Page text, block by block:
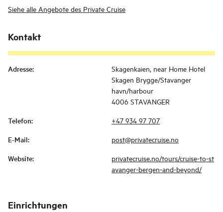
Siehe alle Angebote des Private Cruise
Kontakt
Adresse:
Skagenkaien, near Home Hotel
Skagen Brygge/Stavanger
havn/harbour
4006 STAVANGER
Telefon: +47 934 97 707
E-Mail: post@privatecruise.no
Website:
privatecruise.no/tours/cruise-to-st
avanger-bergen-and-beyond/
Einrichtungen